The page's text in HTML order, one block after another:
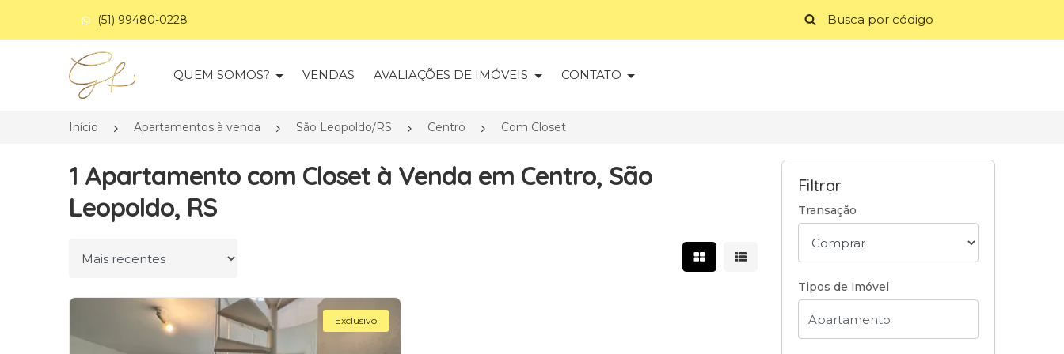
(51) 99480-0228
Página inicial
QUEM SOMOS? VENDAS AVALIAÇÕES DE IMÓVEIS CONTATO
Início Apartamentos à venda São Leopoldo/RS Centro Com Closet
1 Apartamento com Closet à Venda em Centro, São
Leopoldo, RS
Ordenar por Mostrar resultados em grade
Mostrar resultados em lista
Exclusivo
Filtrar
Transação
Tipos de imóvel